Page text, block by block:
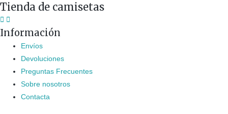
Tienda de camisetas
Información
Envíos
Devoluciones
Preguntas Frecuentes
Sobre nosotros
Contacta